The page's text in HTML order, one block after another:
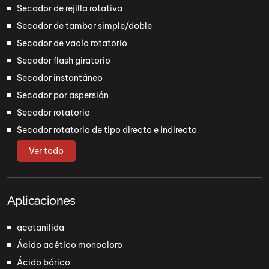
Secador de rejilla rotativa
Secador de tambor simple/doble
Secador de vacío rotatorio
Secador flash giratorio
Secador instantáneo
Secador por aspersión
Secador rotatorio
Secador rotatorio de tipo directo e indirecto
Ver todo
Aplicaciones
acetanilida
Ácido acético monocloro
Ácido bórico